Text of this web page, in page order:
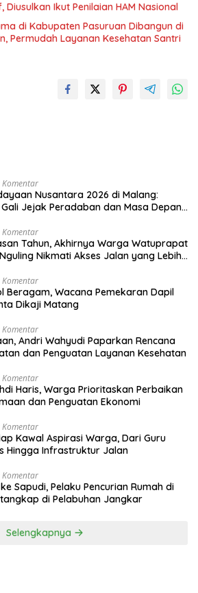
Diusulkan Ikut Penilaian HAM Nasional
di Kabupaten Pasuruan Dibangun di
Permudah Layanan Kesehatan Santri
Komentar
Nusantara 2026 di Malang:
Jejak Peradaban dan Masa Depan
Komentar
Tahun, Akhirnya Warga Watuprapat
Nikmati Akses Jalan yang Lebih
Komentar
Beragam, Wacana Pemekaran Dapil
Dikaji Matang
Komentar
Andri Wahyudi Paparkan Rencana
dan Penguatan Layanan Kesehatan
Komentar
Haris, Warga Prioritaskan Perbaikan
dan Penguatan Ekonomi
Komentar
Kawal Aspirasi Warga, Dari Guru
Hingga Infrastruktur Jalan
Komentar
Sapudi, Pelaku Pencurian Rumah di
di Pelabuhan Jangkar
Selengkapnya